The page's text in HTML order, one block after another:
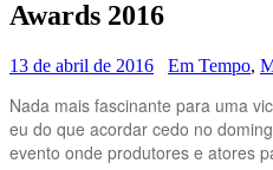
Awards 2016
13 de abril de 2016 Em Tempo,
Nada mais fascinante para uma
eu do que acordar cedo no
evento onde produtores e atores